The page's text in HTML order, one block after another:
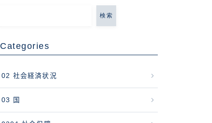
検索
Categories
02 社会経済状況
03 国